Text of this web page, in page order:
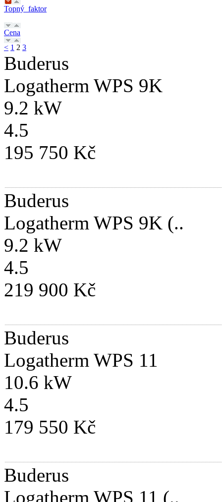
Topný_faktor
Cena
< 1 2 3
Buderus
Logatherm WPS 9K
9.2 kW
4.5
195 750 Kč
Buderus
Logatherm WPS 9K (..
9.2 kW
4.5
219 900 Kč
Buderus
Logatherm WPS 11
10.6 kW
4.5
179 550 Kč
Buderus
Logatherm WPS 11 (..